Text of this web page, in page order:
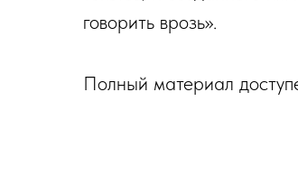
говорить врозь».
Полный материал